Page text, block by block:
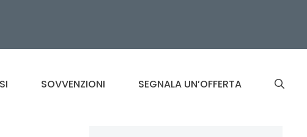
SOVVENZIONI SEGNALA UN’OFFERTA